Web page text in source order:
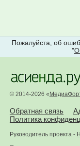
Пожалуйста, об
"
© 2014-2026 «
Обратная связь
Политика
Руководитель проекта -